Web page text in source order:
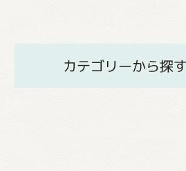
カテゴリーから探